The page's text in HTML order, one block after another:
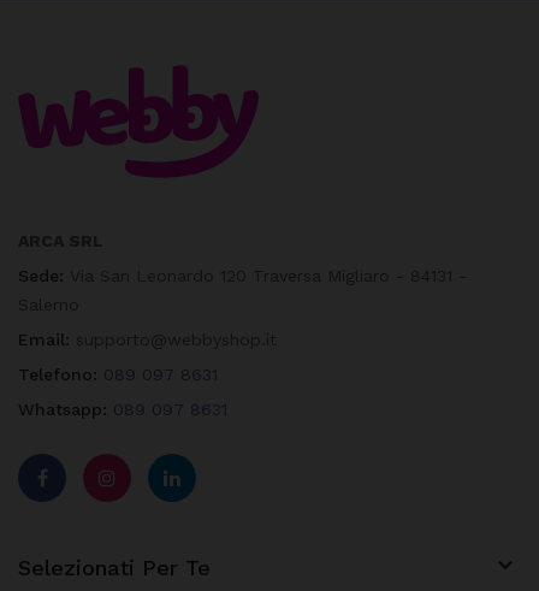
Sede:
Email:
Telefono: 089 097 8631
Whatsapp: 089 097 8631
Selezionati Per Te 